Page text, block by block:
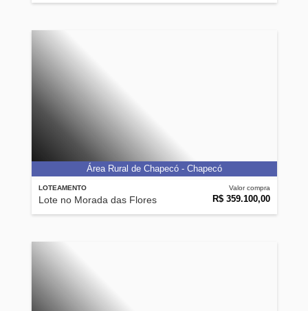
LOTEAMENTO
Lote no Morada das Flores
Valor compra
R$ 359.100,00
Área Rural de Chapecó - Chapecó